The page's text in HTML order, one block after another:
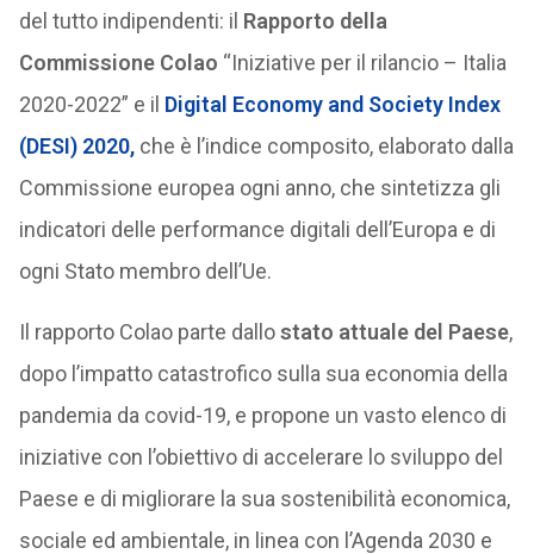
del tutto indipendenti: il Rapporto della
Commissione Colao “Iniziative per il rilancio – Italia
2020-2022” e il Digital Economy and Society Index
(DESI) 2020, che è l’indice composito, elaborato dalla
Commissione europea ogni anno, che sintetizza gli
indicatori delle performance digitali dell’Europa e di
ogni Stato membro dell’Ue.
Il rapporto Colao parte dallostato attuale del Paese,
dopo l’impatto catastrofico sulla sua economia della
pandemia da covid-19, e propone un vasto elenco di
iniziative con l’obiettivo di accelerare lo sviluppo del
Paese e di migliorare la sua sostenibilità economica,
sociale ed ambientale, in linea con l’Agenda 2030 e